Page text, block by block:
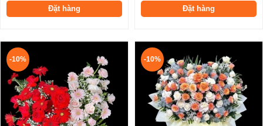
Đặt hàng
Đặt hàng
-10% -10%